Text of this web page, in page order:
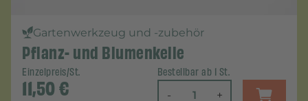
Gartenwerkzeug und -zubehör
Pflanz- und Blumenkelle
Einzelpreis/St.
11,50€
Bestellbar ab 1 St.
- +